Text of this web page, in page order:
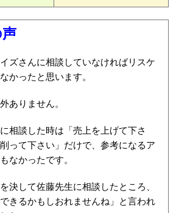
ズさんに相談していなければリスケ
かったと思います。
ありません。
相談した時は「売上を上げて下さ
って下さい」だけで、参考になるア
なかったです。
決して佐藤先生に相談したところ、
できるかもしおれませんね」と言われ